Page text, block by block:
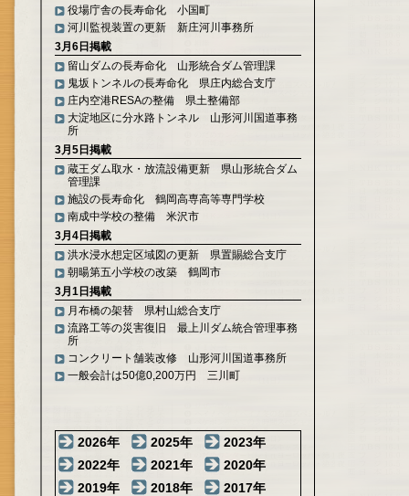
役場庁舎の長寿命化 小国町
河川監視装置の更新 新庄河川事務所
3月6日掲載
留山ダムの長寿命化 山形統合ダム管理課
鬼坂トンネルの長寿命化 県庄内総合支庁
庄内空港RESAの整備 県土整備部
大淀地区に分水路トンネル 山形河川国道事務
所
3月5日掲載
蔵王ダム取水・放流設備更新 県山形統合ダム
管理課
施設の長寿命化 鶴岡高専高等専門学校
南成中学校の整備 米沢市
3月4日掲載
洪水浸水想定区域図の更新 県置賜総合支庁
朝暘第五小学校の改築 鶴岡市
3月1日掲載
月布橋の架替 県村山総合支庁
流路工等の災害復旧 最上川ダム統合管理事務
所
コンクリート舗装改修 山形河川国道事務所
一般会計は50億0,200万円 三川町
2026年 2025年
2023年
2022年
2021年
2020年
2019年
2018年
2017年